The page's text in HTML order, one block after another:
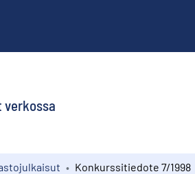
Konkurssitiedote 7/1998